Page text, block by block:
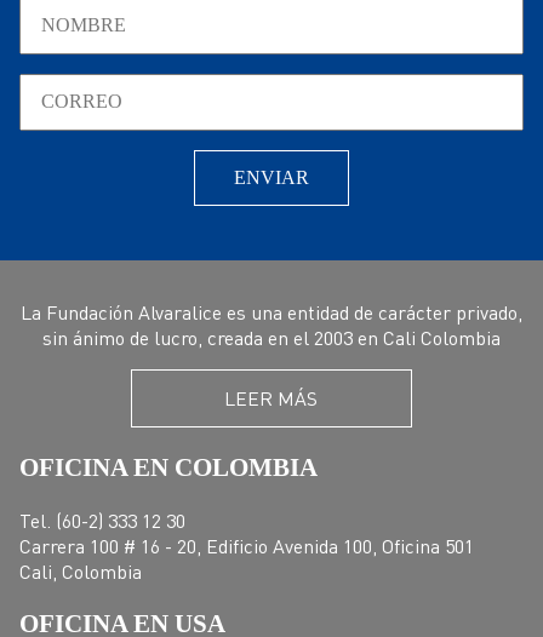
La Fundación Alvaralice es una entidad de carácter privado,
sin ánimo de lucro, creada en el 2003 en Cali Colombia
LEER MÁS
OFICINA EN COLOMBIA
Tel. (60-2) 333 12 30
Carrera 100 # 16 - 20, Edificio Avenida 100, Oficina 501
Cali, Colombia
OFICINA EN USA